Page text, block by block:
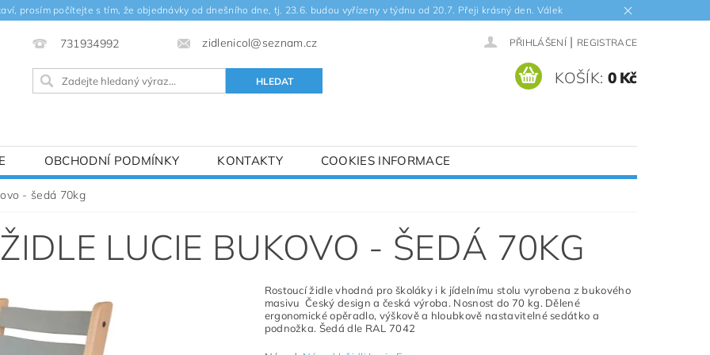
prosím počítejte s tím, že objednávky od dnešního dne, tj. 23.6. budou vyřízeny v týdnu od 20.7. Přeji krásný den. Válek
731934992 zidlenicol@seznam.cz PŘIHLÁŠENÍ | REGISTRACE
KOŠÍK: 0 Kč
OBCHODNÍ PODMÍNKY KONTAKTY
COOKIES INFORMACE
DOPRAVA A PLATBA
- šedá 70kg
LUCIE BUKOVO - ŠEDÁ 70KG
Rostoucí židle vhodná pro školáky i k jídelnímu stolu vyrobena z bukového
masivu Český design a česká výroba. Nosnost do 70 kg. Dělené
ergonomické opěradlo, výškově a hloubkově nastavitelné sedátko a
podnožka. Šedá dle RAL 7042